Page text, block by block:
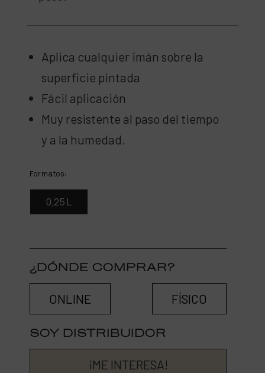
Aplica cualquier imán sobre la
superficie pintada
Fácil aplicación
Muy resistente al paso del tiempo
y a la humedad.
Formatos:
0,25 L
¿DÓNDE COMPRAR?
ONLINE FÍSICO
SOY DISTRIBUIDOR
¡ME INTERESA!